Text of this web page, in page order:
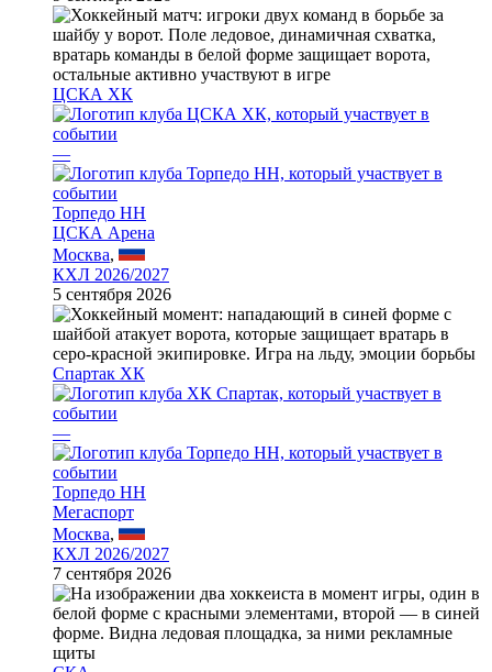
ЦСКА ХК
—
Торпедо НН
ЦСКА Арена
Москва,
КХЛ 2026/2027
5 сентября 2026
Спартак ХК
—
Торпедо НН
Мегаспорт
Москва,
КХЛ 2026/2027
7 сентября 2026